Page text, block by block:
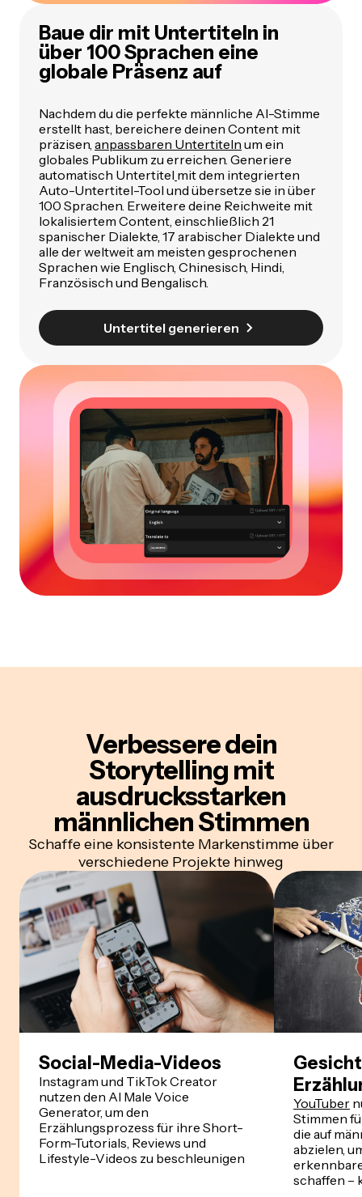
Baue dir mit Untertiteln in
über 100 Sprachen eine
globale Präsenz auf
Nachdem du die perfekte männliche AI-Stimme
erstellt hast, bereichere deinen Content mit
präzisen, anpassbaren Untertiteln um ein
globales Publikum zu erreichen. Generiere
automatisch Untertitel mit dem integrierten
Auto-Untertitel-Tool und übersetze sie in über
100 Sprachen. Erweitere deine Reichweite mit
lokalisiertem Content, einschließlich 21
spanischer Dialekte, 17 arabischer Dialekte und
alle der weltweit am meisten gesprochenen
Sprachen wie Englisch, Chinesisch, Hindi,
Französisch und Bengalisch.
Untertitel generieren
Verbessere dein
Storytelling mit
ausdrucksstarken
männlichen Stimmen
Schaffe eine konsistente Markenstimme über
verschiedene Projekte hinweg
Social-Media-Videos
Instagram und TikTok Creator
nutzen den AI Male Voice
Generator, um den
Erzählungsprozess für ihre Short-
Form-Tutorials, Reviews und
Lifestyle-Videos zu beschleunigen
YouTuber
Stimmen
die auf
abzielen,
schaffen –